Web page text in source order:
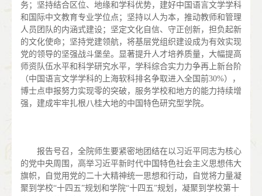
务；坚持结合区位、地缘和学科优势，建好中国语言文学学科
和国际中文教育专业学位点；坚持以人为本，推动教师和管理
人员团队的内涵式建设；坚定文化自信、守正创新，担负起新
的文化使命；坚持党建领航，将基层党组织建设成为有效实现
党的领导的坚强战斗堡垒。显著提升人才培养质量，大幅提高
师资队伍水平和科学研究水平，学科综合实力力争再上新台阶
（中国语言文学学科的上海软科排名争取进入全国前30%），
博士点申报努力实现零的突破，服务学校和地方的能力持续增
强，建成牢牢扎根八桂大地的中国特色研究型学院。
报告号召，全院师生要紧密地团结在以习近平同志为核心
的党中央周围，高举习近平新时代中国特色社会主义思想伟大
旗帜，自觉用党的二十大精神统一思想和行动，自觉将力量凝
聚到学校“十四五”规划和学院“十四五”规划，凝聚到学校第十